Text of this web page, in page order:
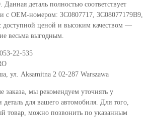
Данная деталь полностью соответствует
с OEM-номером: 3C0807717, 3C08077179B9,
доступной ценой и высоким качеством —
весьма выгодным.
22-535
ул. Aksamitna 2 02-287 Warszawa
заказа, мы рекомендуем уточнять у
для вашего автомобиля. Для того,
товар, можно позвонить по указанным